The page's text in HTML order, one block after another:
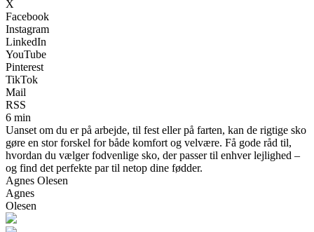
X
Facebook
Instagram
LinkedIn
YouTube
Pinterest
TikTok
Mail
RSS
6 min
Uanset om du er på arbejde, til fest eller på farten, kan de rigtige sko
gøre en stor forskel for både komfort og velvære. Få gode råd til,
hvordan du vælger fodvenlige sko, der passer til enhver lejlighed –
og find det perfekte par til netop dine fødder.
Agnes Olesen
Agnes
Olesen